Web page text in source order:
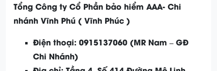
Tổng Công ty Cổ Phần bảo hiểm AAA- Chi
nhánh Vĩnh Phú ( Vĩnh Phúc )
Điện thoại: 0915137060 (MR Nam – GĐ
Chi Nhánh)